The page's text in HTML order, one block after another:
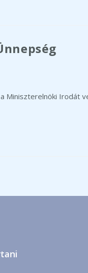
Miniszterelnöki